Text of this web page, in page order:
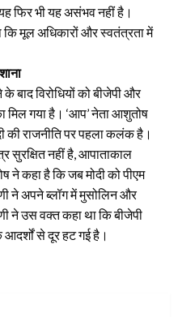
फिर भी यह असंभव नहीं है।
कि मूल अधिकारों और स्वतंत्रता में
विरोधियों को बीजेपी और
मिल गया है। ‘आप’ नेता आशुतोष
की राजनीति पर पहला कलंक है।
सुरक्षित नहीं है, आपाताकाल
ने कहा है कि जब मोदी को पीएम
ने अपने ब्लॉग में मुसोलिन और
ने उस वक्त कहा था कि बीजेपी
से दूर हट गई है।